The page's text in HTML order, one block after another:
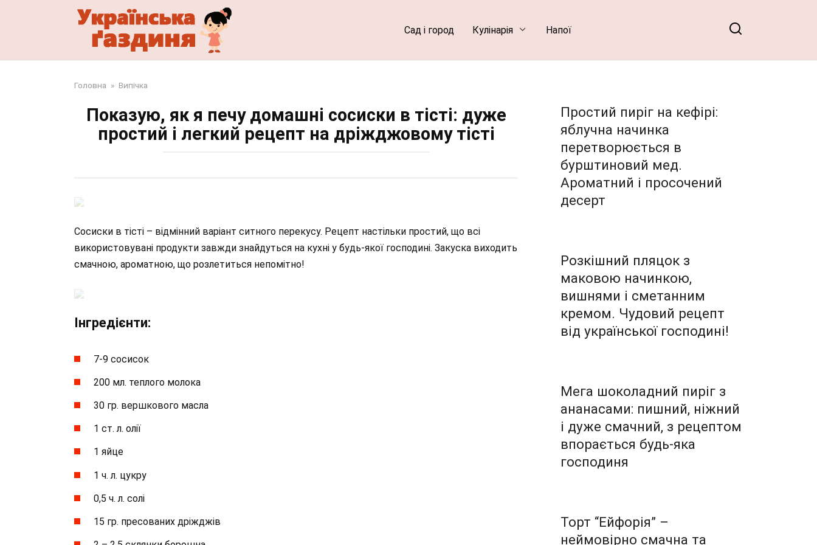
Сад і город Кулінарія Напої
Головна » Випічка
Показую, як я печу домашні сосиски в тісті: дуже
простий і легкий рецепт на дріжджовому тісті
Сосиски в тісті – відмінний варіант ситного перекусу. Рецепт настільки простий, що всі
використовувані продукти завжди знайдуться на кухні у будь-якої господині. Закуска виходить
смачною, ароматною, що розлетиться непомітно!
Інгредієнти:
7-9 сосисок
200 мл. теплого молока
30 гр. вершкового масла
1 ст. л. олії
1 яйце
1 ч. л. цукру
0,5 ч. л. солі
15 гр. пресованих дріжджів
Простий пиріг на кефірі:
яблучна начинка
перетворюється в
бурштиновий мед.
Ароматний і просочений
десерт
Розкішний пляцок з
маковою начинкою,
вишнями і сметанним
кремом. Чудовий рецепт
від української господині!
Мега шоколадний пиріг з
ананасами: пишний, ніжний
і дуже смачний, з рецептом
впорається будь-яка
господиня
Торт “Ейфорія” –
неймовірно смачна та